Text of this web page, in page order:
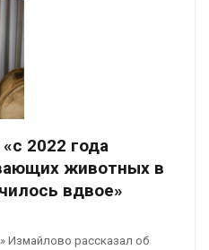
2022 года
животных в
вдвое»
Измайлово рассказал об